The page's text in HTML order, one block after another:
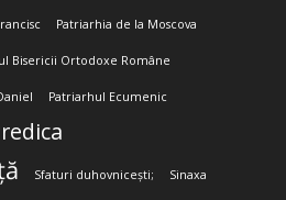
Patriarhia de la Moscova
Bisericii Ortodoxe Române
Patriarhul Ecumenic
Sfaturi duhovnicești; Sinaxa